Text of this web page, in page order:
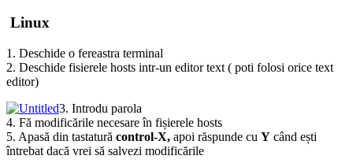
Linux
1. Deschide o fereastra terminal
2. Deschide fisierele hosts intr-un editor text ( poti folosi orice text
editor)
3. Introdu parola
4. Fă modificările necesare în fișierele hosts
5. Apasă din tastatură control-X, apoi răspunde cu Y când ești
întrebat dacă vrei să salvezi modificările